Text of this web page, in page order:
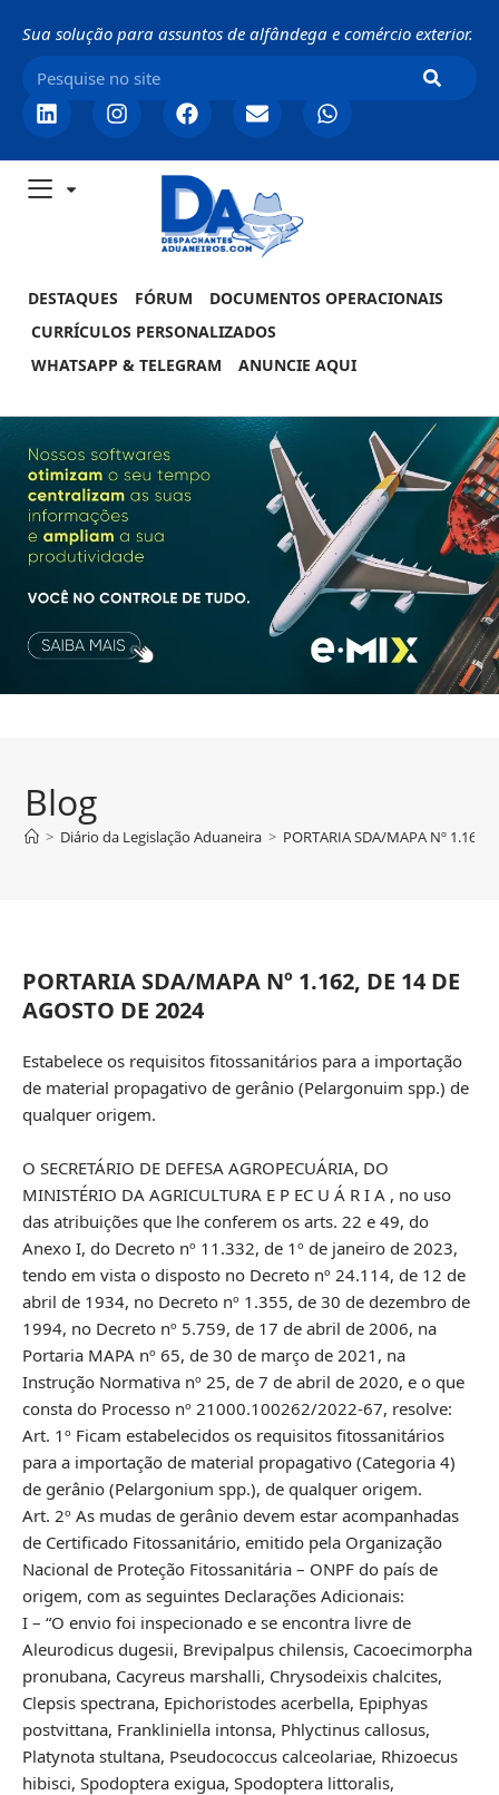
Sua solução para assuntos de alfândega e comércio exterior.
DESTAQUES FÓRUM
DOCUMENTOS OPERACIONAIS
CURRÍCULOS PERSONALIZADOS
WHATSAPP & TELEGRAM
ANUNCIE AQUI
Blog
> Diário da Legislação Aduaneira > PORTARIA SDA/MAPA Nº 1.162,
PORTARIA SDA/MAPA Nº 1.162, DE 14 DE
AGOSTO DE 2024
Estabelece os requisitos fitossanitários para a importação
de material propagativo de gerânio (Pelargonuim spp.) de
qualquer origem.
O SECRETÁRIO DE DEFESA AGROPECUÁRIA, DO
MINISTÉRIO DA AGRICULTURA E P EC U Á R I A , no uso
das atribuições que lhe conferem os arts. 22 e 49, do
Anexo I, do Decreto nº 11.332, de 1º de janeiro de 2023,
tendo em vista o disposto no Decreto nº 24.114, de 12 de
abril de 1934, no Decreto nº 1.355, de 30 de dezembro de
1994, no Decreto nº 5.759, de 17 de abril de 2006, na
Portaria MAPA nº 65, de 30 de março de 2021, na
Instrução Normativa nº 25, de 7 de abril de 2020, e o que
consta do Processo nº 21000.100262/2022-67, resolve:
Art. 1º Ficam estabelecidos os requisitos fitossanitários
para a importação de material propagativo (Categoria 4)
de gerânio (Pelargonium spp.), de qualquer origem.
Art. 2º As mudas de gerânio devem estar acompanhadas
de Certificado Fitossanitário, emitido pela Organização
Nacional de Proteção Fitossanitária – ONPF do país de
origem, com as seguintes Declarações Adicionais:
I – “O envio foi inspecionado e se encontra livre de
Aleurodicus dugesii, Brevipalpus chilensis, Cacoecimorpha
pronubana, Cacyreus marshalli, Chrysodeixis chalcites,
Clepsis spectrana, Epichoristodes acerbella, Epiphyas
postvittana, Frankliniella intonsa, Phlyctinus callosus,
Platynota stultana, Pseudococcus calceolariae, Rhizoecus
hibisci, Spodoptera exigua, Spodoptera littoralis,